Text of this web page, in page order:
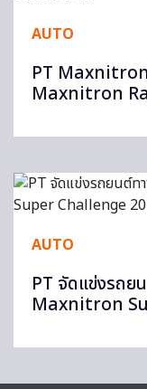
AUTO
PT Maxnitron
Maxnitron
AUTO
PT จัดแข่งรถย
Maxnitron